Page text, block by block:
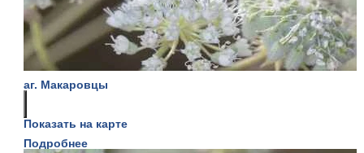
аг. Макаровцы
Показать на карте
Подробнее